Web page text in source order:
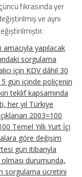
fıkrasında yer
ve aynı
yapılacak
sorgulama
için KDV dâhil 30
gün içinde poliçenin
teklif kapsamında
her yıl Türkiye
2003=100
Temel Yıllı Yurt İçi
göre değişim
gün itibarıyla
olması durumunda,
sorgulama ücretini